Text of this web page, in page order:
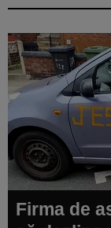
Firma de